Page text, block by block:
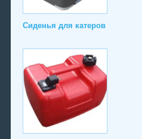
Сиденья для катеров